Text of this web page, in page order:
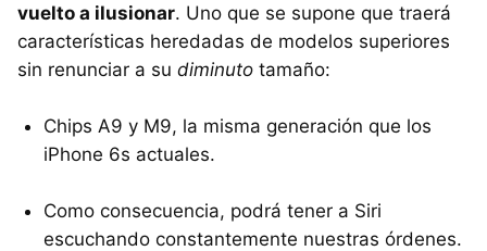
vuelto a ilusionar. Uno que se supone que traerá
características heredadas de modelos superiores
sin renunciar a su diminuto tamaño:
Chips A9 y M9, la misma generación que los
iPhone 6s actuales.
Como consecuencia, podrá tener a Siri
escuchando constantemente nuestras órdenes.